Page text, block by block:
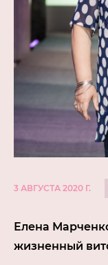
3 АВГУСТА 2020 Г.
Елена
жизненный